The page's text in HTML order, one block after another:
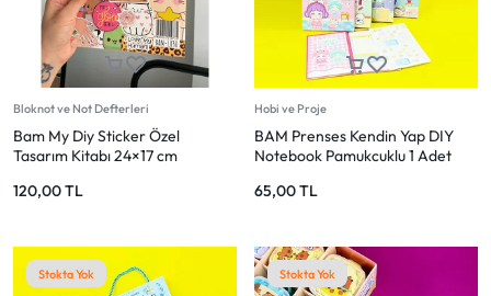
Bloknot ve Not Defterleri
Bam My Diy Sticker Özel
Tasarım Kitabı 24×17 cm
120,00TL
Hobi ve Proje
BAM Prenses Kendin Yap DIY
Notebook Pamukcuklu 1 Adet
65,00TL
Stokta Yok Stokta Yok